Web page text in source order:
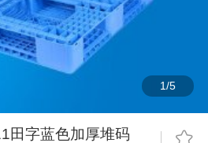
1/5
田字蓝色加厚堆码